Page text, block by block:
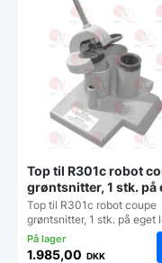
Top til R301c robot
grøntsnitter, 1 stk. på
lager
Top til R301c robot coupe
grøntsnitter, 1 stk. på eget
1.985,00 DKK